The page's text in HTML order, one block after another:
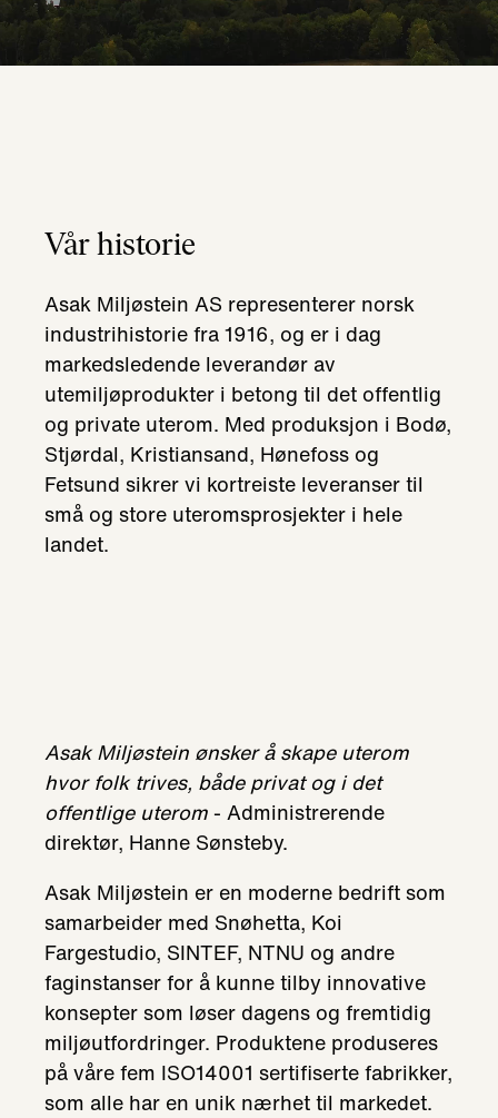
Vår historie
Asak Miljøstein AS representerer norsk
industrihistorie fra 1916, og er i dag
markedsledende leverandør av
utemiljøprodukter i betong til det offentlig
og private uterom. Med produksjon i Bodø,
Stjørdal, Kristiansand, Hønefoss og
Fetsund sikrer vi kortreiste leveranser til
små og store uteromsprosjekter i hele
landet.
Asak Miljøstein ønsker å skape uterom
hvor folk trives, både privat og i det
offentlige uterom- Administrerende
direktør, Hanne Sønsteby.
Asak Miljøstein er en moderne bedrift som
samarbeider med Snøhetta, Koi
Fargestudio, SINTEF, NTNU og andre
faginstanser for å kunne tilby innovative
konsepter som løser dagens og fremtidig
miljøutfordringer. Produktene produseres
på våre fem ISO14001 sertifiserte fabrikker,
som alle har en unik nærhet til markedet.